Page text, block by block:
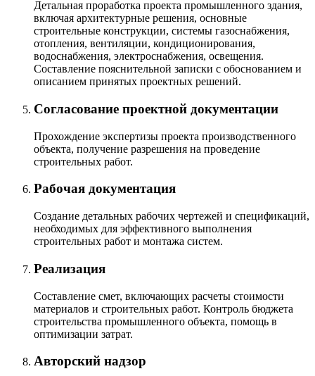
Детальная проработка проекта промышленного здания,
включая архитектурные решения, основные
строительные конструкции, системы газоснабжения,
отопления, вентиляции, кондиционирования,
водоснабжения, электроснабжения, освещения.
Составление пояснительной записки с обоснованием и
описанием принятых проектных решений.
Согласование проектной документации
Прохождение экспертизы проекта производственного
объекта, получение разрешения на проведение
строительных работ.
Рабочая документация
Создание детальных рабочих чертежей и спецификаций,
необходимых для эффективного выполнения
строительных работ и монтажа систем.
Реализация
Составление смет, включающих расчеты стоимости
материалов и строительных работ. Контроль бюджета
строительства промышленного объекта, помощь в
оптимизации затрат.
Авторский надзор